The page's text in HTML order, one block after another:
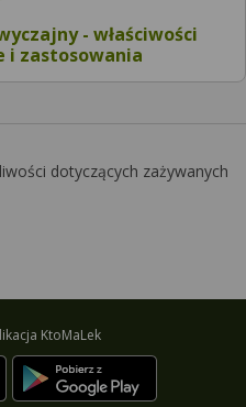
- właściwości
i zastosowania
dotyczących zażywanych
KtoMaLek